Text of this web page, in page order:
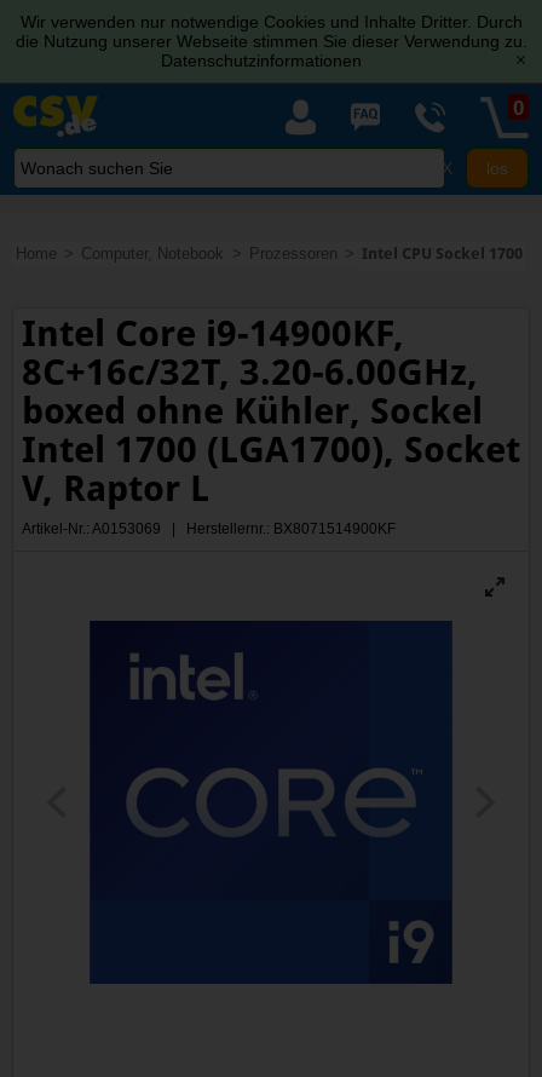
Wir verwenden nur notwendige Cookies und Inhalte Dritter. Durch
die Nutzung unserer Webseite stimmen Sie dieser Verwendung zu.
Datenschutzinformationen
[x]
X
0
Home Computer, Notebook Prozessoren Intel CPU Sockel 1700
Intel Core i9-14900KF,
8C+16c/32T, 3.20-6.00GHz,
boxed ohne Kühler, Sockel
Intel 1700 (LGA1700), Socket
V, Raptor L
Artikel-Nr.: A0153069 | Herstellernr.: BX8071514900KF